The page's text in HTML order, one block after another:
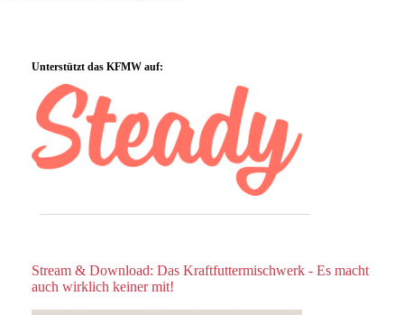
Sidebar
Unterstützt das KFMW auf:
Stream & Download: Das Kraftfuttermischwerk - Es macht
auch wirklich keiner mit!